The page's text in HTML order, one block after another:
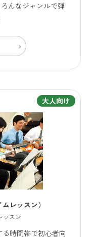
んなジャンルで弾
大人向け
レッスン）
ッスン
時間帯で初心者向